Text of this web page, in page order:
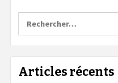
Articles récents